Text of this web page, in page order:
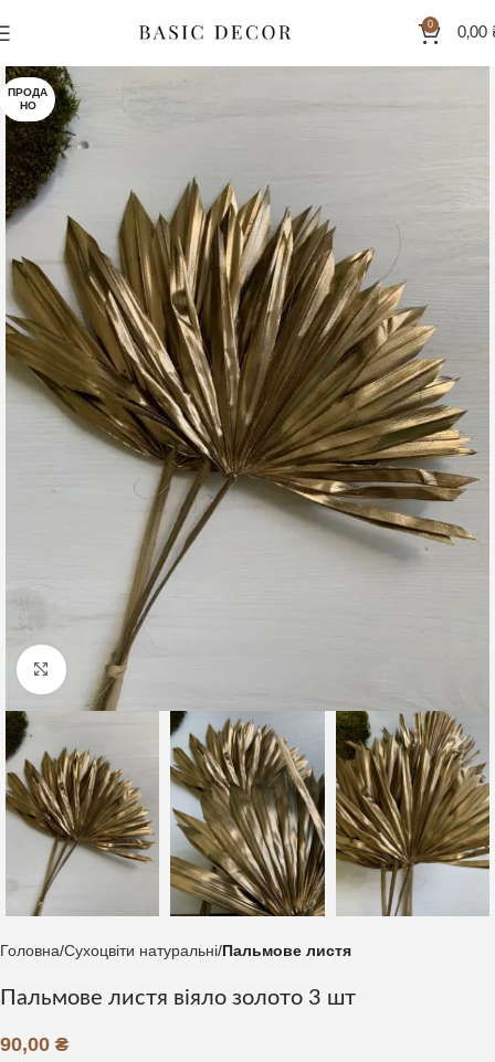
0
0,00
ПРОДА
НО
Клацніть, щоб збільшити
Головна Сухоцвіти натуральні Пальмове листя
Пальмове листя віяло золото 3 шт
90,00 ₴